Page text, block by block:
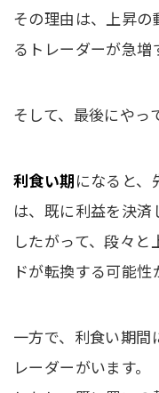
その理由は、上昇の
るトレーダーが急増
そして、最後にやっ
利食い期になると、
は、既に利益を決済
したがって、段々
ドが転換する可能性
一方で、利食い期間
レーダーがいます。